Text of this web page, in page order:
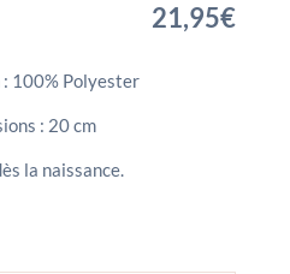
21,95€
100% Polyester
: 20 cm
la naissance.